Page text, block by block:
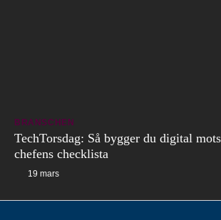
BRANSCHEN
TechTorsdag: Så bygger du digital
chefens checklista
19 mars